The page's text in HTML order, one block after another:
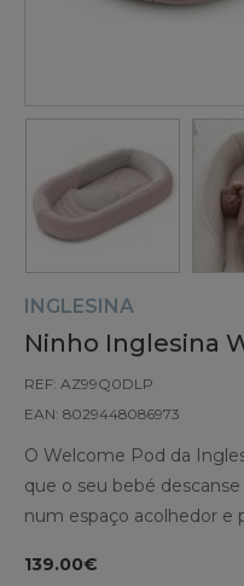
INGLESINA
Ninho Inglesina
REF: AZ99Q0DLP
EAN: 8029448086973
O Welcome Pod da
que o seu bebé
num espaço acolhedor e
139.00€